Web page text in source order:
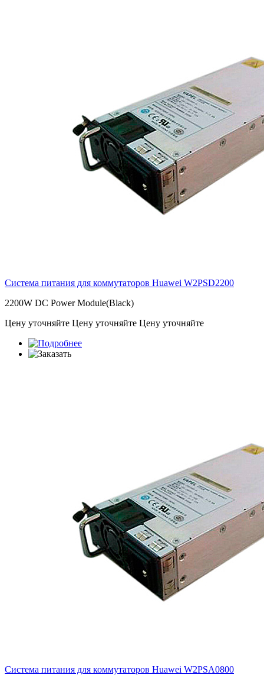
Система питания для коммутаторов Huawei W2PSD2200
2200W DC Power Module(Black)
Цену уточняйте Цену уточняйте Цену уточняйте
Система питания для коммутаторов Huawei W2PSA0800